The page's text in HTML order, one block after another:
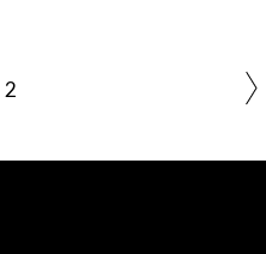
2